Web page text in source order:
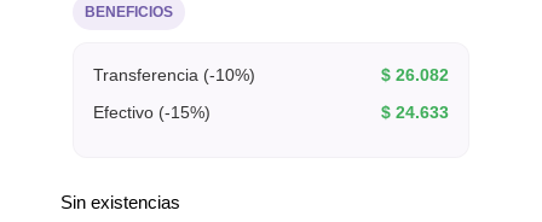
BENEFICIOS
Transferencia (-10%) $ 26.082
Efectivo (-15%)
$ 24.633
Sin existencias